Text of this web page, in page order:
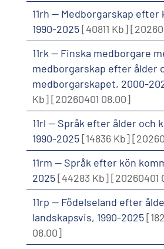
11rh -- Medborgarskap
1990-2025[40811 Kb]
11rk -- Finska medborgare
medborgarskap efter ålder
medborgarskapet, 2000-
Kb][20260401 08.00]
11rl -- Språk efter ålder och
1990-2025[14836 Kb]
11rm -- Språk efter kön
2025[44283 Kb][20260401
11rp -- Födelseland efter
landskapsvis, 1990-2025
08.00]